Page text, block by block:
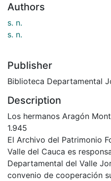
Authors
s. n.
s. n.
Publisher
Biblioteca Departamental
Description
Los hermanos Aragón
1.945
El Archivo del Patrimonio
Valle del Cauca es
Departamental del Valle
convenio de cooperación